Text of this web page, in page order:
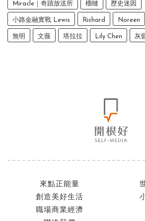
Miracle｜奇蹟放送所 榴槤 歷史迷因
小路金融實戰 Lewis Richard Noreen
無明 文薇 塔拉拉 Lily Chen 灰
來點正能量
創造美好生活
職場商業經濟